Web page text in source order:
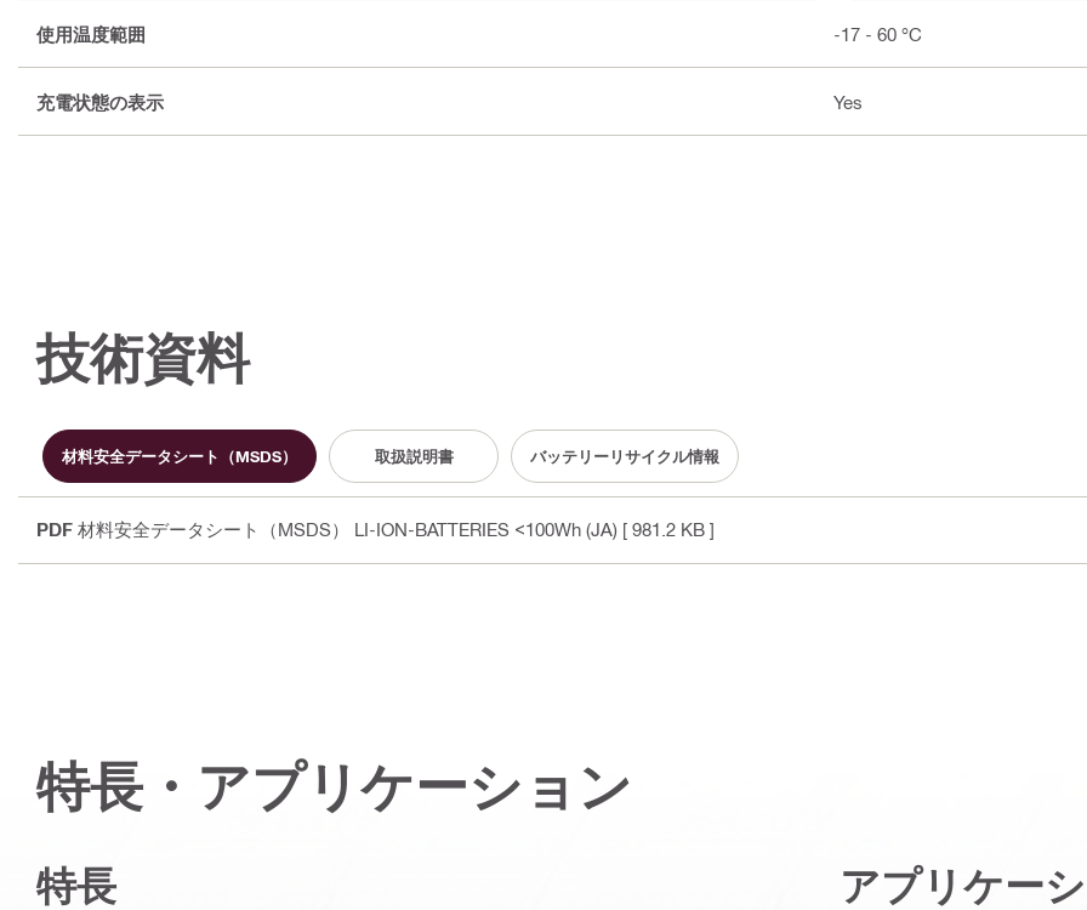
使用温度範囲 -17 - 60 °C
充電状態の表示 Yes
技術資料
材料安全データシート（MSDS） 取扱説明書 バッテリーリサイクル情報
PDF 材料安全データシート（MSDS） LI-ION-BATTERIES <100Wh (JA) [ 981.2 KB ]
特長・アプリケーション
特長 アプリケー